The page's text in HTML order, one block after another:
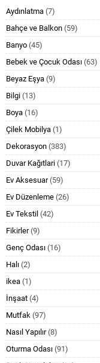
Aydınlatma (7)
Bahçe ve Balkon (59)
Banyo (45)
Bebek ve Çocuk Odası (63)
Beyaz Eşya (9)
Bilgi (13)
Boya (16)
Çilek Mobilya (1)
Dekorasyon (383)
Duvar Kağıtlari (17)
Ev Aksesuar(59)
Ev Düzenleme (26)
Ev Tekstil (42)
Fikirler(9)
Genç Odası (16)
Halı (2)
ikea (1)
İnşaat (4)
Mutfak (97)
Nasıl Yapılır(8)
Oturma Odası (91)